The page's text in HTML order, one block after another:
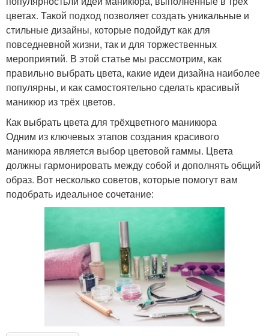
цветах. Такой подход позволяет создать уникальные и
стильные дизайны, которые подойдут как для
повседневной жизни, так и для торжественных
мероприятий. В этой статье мы рассмотрим, как
правильно выбрать цвета, какие идеи дизайна наиболее
популярны, и как самостоятельно сделать красивый
маникюр из трёх цветов.
Как выбрать цвета для трёхцветного маникюра
Одним из ключевых этапов создания красивого
маникюра является выбор цветовой гаммы. Цвета
должны гармонировать между собой и дополнять общий
образ. Вот несколько советов, которые помогут вам
подобрать идеальное сочетание: